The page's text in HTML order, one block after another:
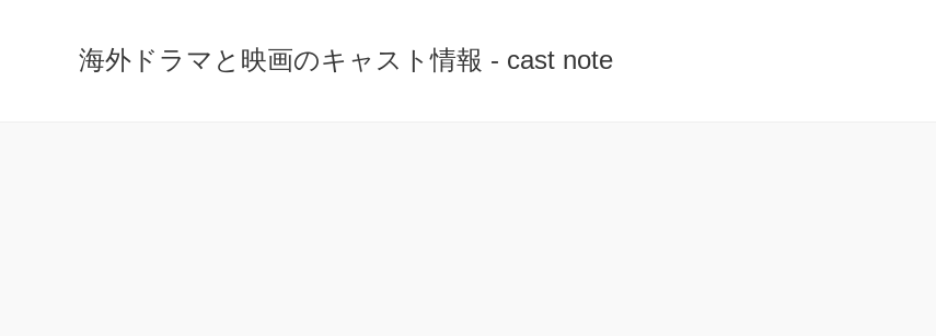
海外ドラマと映画のキャスト情報 - cast note